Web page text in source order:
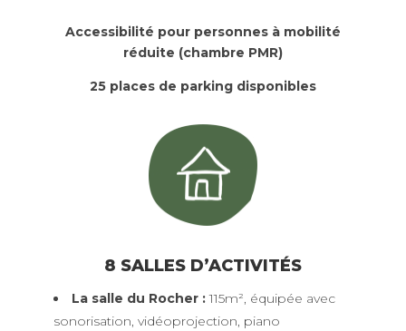
Accessibilité pour personnes à mobilité
réduite (chambre PMR)
25 places de parking disponibles
8 SALLES D’ACTIVITÉS
La salle du Rocher :115m², équipée avec
sonorisation, vidéoprojection, piano